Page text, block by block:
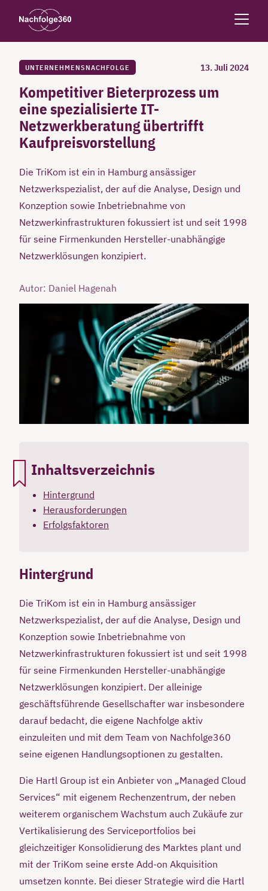
UNTERNEHMENSNACHFOLGE 13. Juli 2024
Kompetitiver Bieterprozess um
eine spezialisierte IT-
Netzwerkberatung übertrifft
Kaufpreisvorstellung
Die TriKom ist ein in Hamburg ansässiger
Netzwerkspezialist, der auf die Analyse, Design und
Konzeption sowie Inbetriebnahme von
Netzwerkinfrastrukturen fokussiert ist und seit 1998
für seine Firmenkunden Hersteller-unabhängige
Netzwerklösungen konzipiert.
Autor: Daniel Hagenah
Inhaltsverzeichnis
Hintergrund
Herausforderungen
Erfolgsfaktoren
Hintergrund
Die TriKom ist ein in Hamburg ansässiger
Netzwerkspezialist, der auf die Analyse, Design und
Konzeption sowie Inbetriebnahme von
Netzwerkinfrastrukturen fokussiert ist und seit 1998
für seine Firmenkunden Hersteller-unabhängige
Netzwerklösungen konzipiert. Der alleinige
geschäftsführende Gesellschafter war insbesondere
darauf bedacht, die eigene Nachfolge aktiv
einzuleiten und mit dem Team von Nachfolge360
seine eigenen Handlungsoptionen zu gestalten.
Die Hartl Group ist ein Anbieter von „Managed Cloud
Services“ mit eigenem Rechenzentrum, der neben
weiterem organischem Wachstum auch Zukäufe zur
Vertikalisierung des Serviceportfolios bei
gleichzeitiger Konsolidierung des Marktes plant und
mit der TriKom seine erste Add-on Akquisition
umsetzen konnte. Bei dieser Strategie wird die Hartl